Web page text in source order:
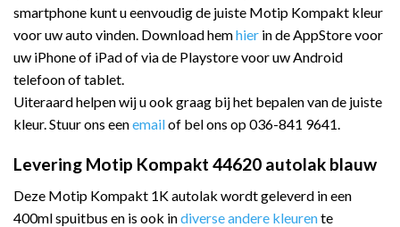
smartphone kunt u eenvoudig de juiste Motip Kompakt kleur
voor uw auto vinden. Download hemhier in de AppStore voor
uw iPhone of iPad of via de Playstore voor uw Android
telefoon of tablet.
Uiteraard helpen wij u ook graag bij het bepalen van de juiste
kleur. Stuur ons eenemailof bel ons op 036-841 9641.
Levering Motip Kompakt 44620 autolak blauw
Deze Motip Kompakt 1K autolak wordt geleverd in een
400ml spuitbus en is ook indiverse andere kleurente